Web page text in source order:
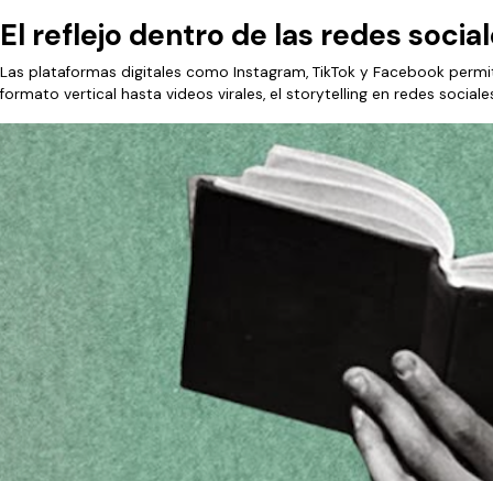
El reflejo dentro de las redes
Las plataformas digitales como Instagram, TikTok y Facebook
formato vertical hasta videos virales, el storytelling en redes